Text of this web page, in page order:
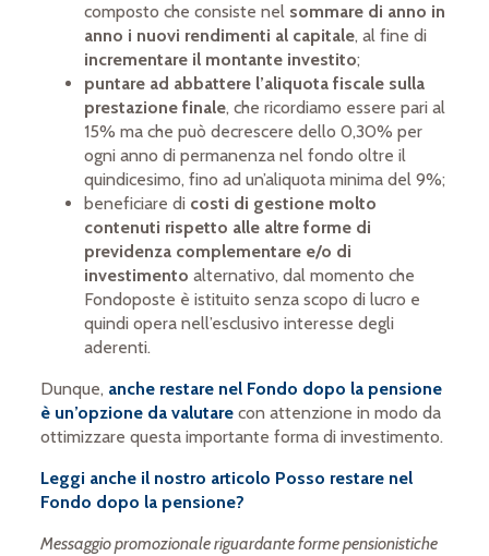
composto che consiste nel sommare di anno in
anno i nuovi rendimenti al capitale, al fine di
incrementare il montante investito;
puntare ad abbattere l’aliquota fiscale sulla
prestazione finale, che ricordiamo essere pari al
15% ma che può decrescere dello 0,30% per
ogni anno di permanenza nel fondo oltre il
quindicesimo, fino ad un’aliquota minima del 9%;
beneficiare di costi di gestione molto
contenuti rispetto alle altre forme di
previdenza complementare e/o di
investimentoalternativo, dal momento che
Fondoposte è istituito senza scopo di lucro e
quindi opera nell’esclusivo interesse degli
aderenti.
Dunque, anche restare nel Fondo dopo la pensione
è un’opzione da valutare con attenzione in modo da
ottimizzare questa importante forma di investimento.
Leggi anche il nostro articolo Posso restare nel
Fondo dopo la pensione?
Messaggio promozionale riguardante forme pensionistiche